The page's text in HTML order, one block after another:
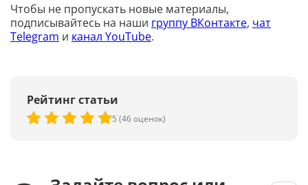
Чтобы не пропускать новые материалы,
подписывайтесь на наши группу ВКонтакте, чат
Telegram и канал YouTube.
Рейтинг статьи
5 (46 оценок)